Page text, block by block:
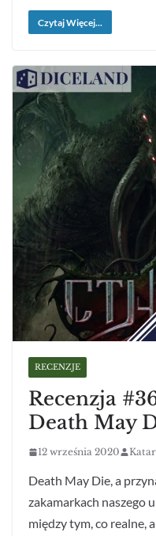
Czytaj Więcej...
RECENZJE
Recenzja
Death May
12 września 2020
Death May Die, a
zakamarkach naszego
między tym, co realne,